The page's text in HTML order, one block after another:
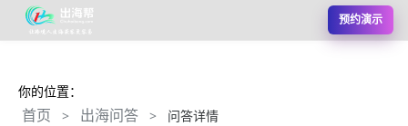
预约演示
你的位置：
首页 > 出海问答 > 问答详情